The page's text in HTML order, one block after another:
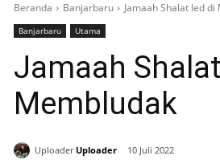
Beranda Banjarbaru Jamaah Shalat Ied
Banjarbaru Utama
Jamaah
Membludak
Uploader Uploader 10 Juli 2022